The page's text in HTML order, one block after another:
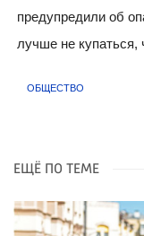
предупредили об
лучше не купаться,
ОБЩЕСТВО
ЕЩЁ ПО ТЕМЕ